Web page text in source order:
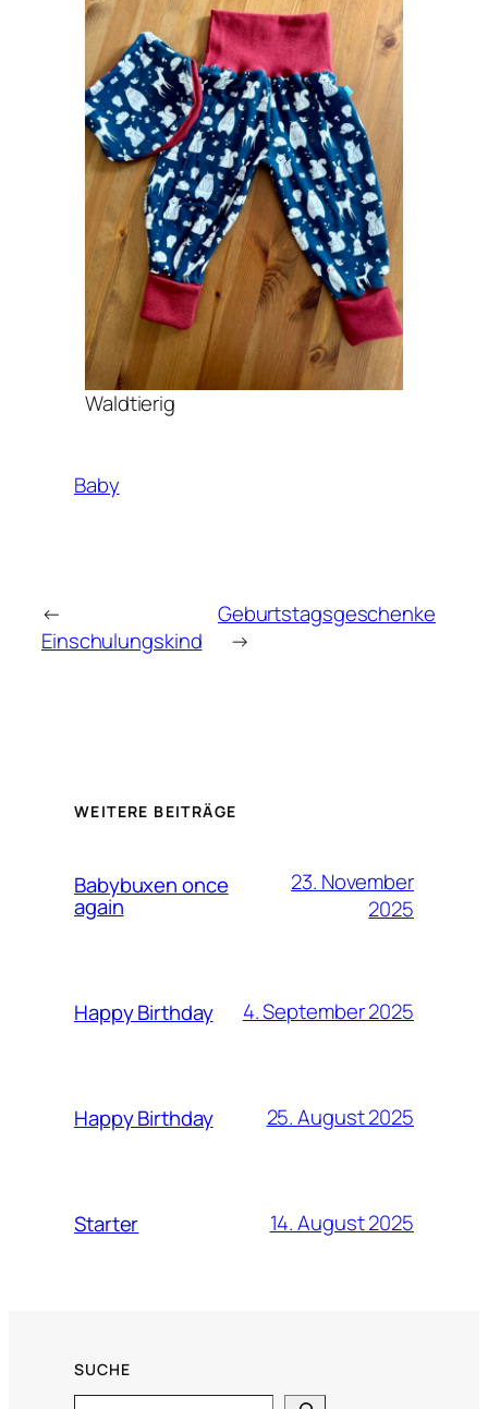
Waldtierig
Baby
←
Einschulungskind
Geburtstagsgeschenke
→
WEITERE BEITRÄGE
Babybuxen once
again
23. November
2025
Happy Birthday 4. September 2025
Happy Birthday 25. August 2025
Starter 14. August 2025
SUCHE